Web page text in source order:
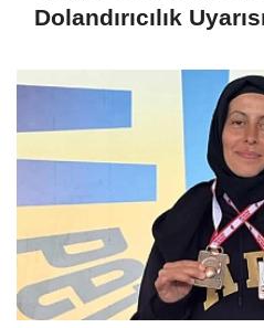
Dolandırıcılık